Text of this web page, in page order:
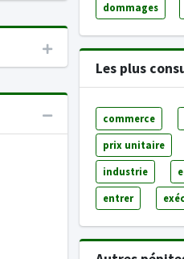
dommages
Les plus
commerce
prix unitaire
industrie
entrer